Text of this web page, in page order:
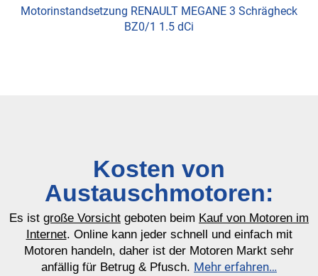
Motorinstandsetzung RENAULT MEGANE 3 Schrägheck
BZ0/1 1.5 dCi
Kosten von
Austauschmotoren:
Es ist große Vorsicht geboten beim Kauf von Motoren im
Internet. Online kann jeder schnell und einfach mit
Motoren handeln, daher ist der Motoren Markt sehr
anfällig für Betrug & Pfusch. Mehr erfahren…